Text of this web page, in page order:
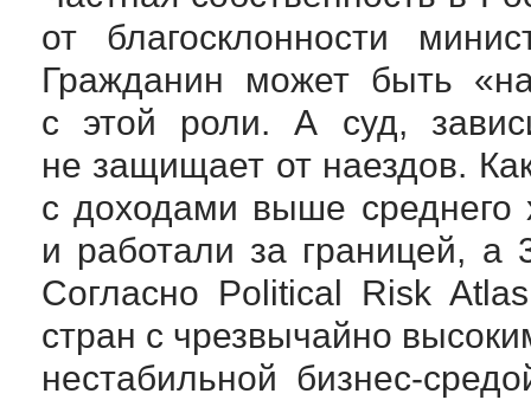
от благосклонности
Гражданин может быть
с этой роли. А суд,
не защищает от наездов.
с доходами выше среднего
и работали за границей,
Согласно Political Risk
стран с чрезвычайно
нестабильной бизнес-